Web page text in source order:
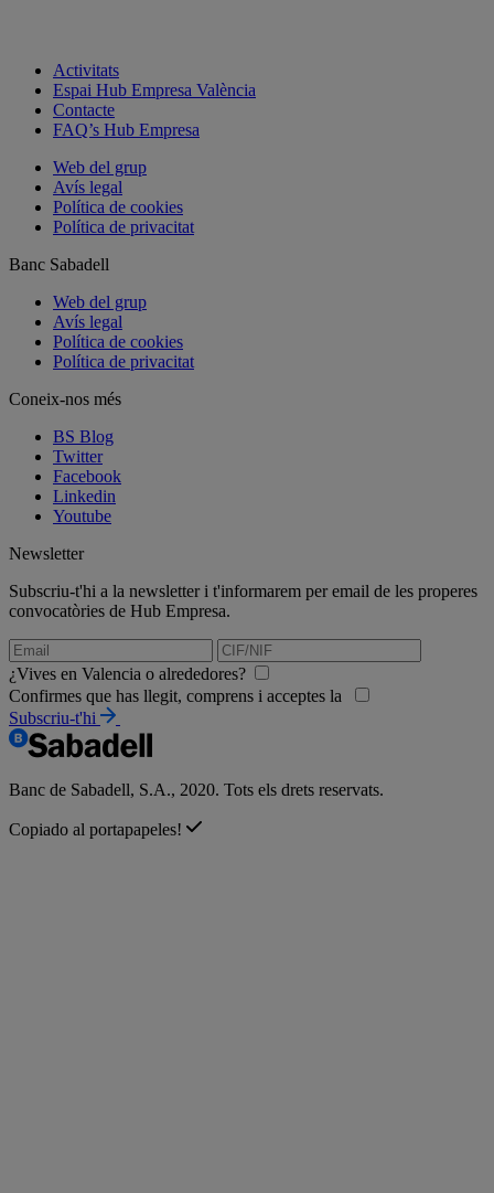
Activitats
Espai Hub Empresa València
Contacte
FAQ’s Hub Empresa
Web del grup
Avís legal
Política de cookies
Política de privacitat
Banc Sabadell
Web del grup
Avís legal
Política de cookies
Política de privacitat
Coneix-nos més
BS Blog
Twitter
Facebook
Linkedin
Youtube
Newsletter
Subscriu-t'hi a la newsletter i t'informarem per email de les properes
convocatòries de Hub Empresa.
¿Vives en Valencia o alrededores?
Confirmes que has llegit, comprens i acceptes la
Subscriu-t'hi
Banc de Sabadell, S.A., 2020. Tots els drets reservats.
Copiado al portapapeles!